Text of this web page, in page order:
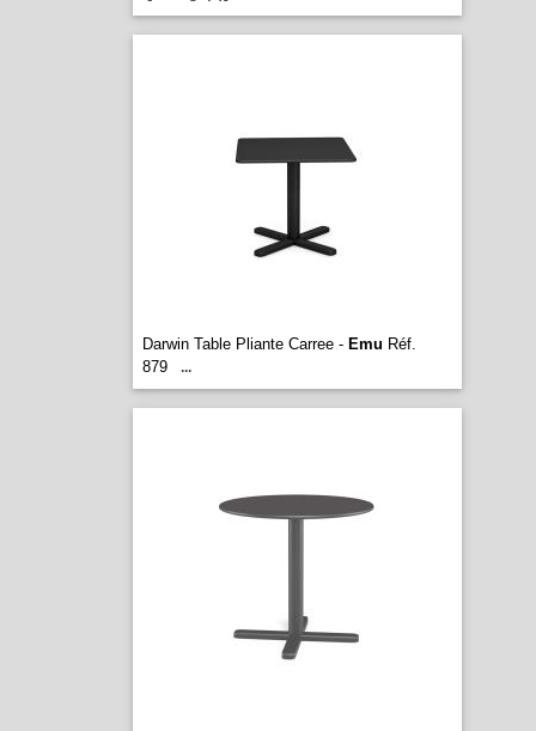
Darwin Table Pliante Carree - Emu Réf.
879
...